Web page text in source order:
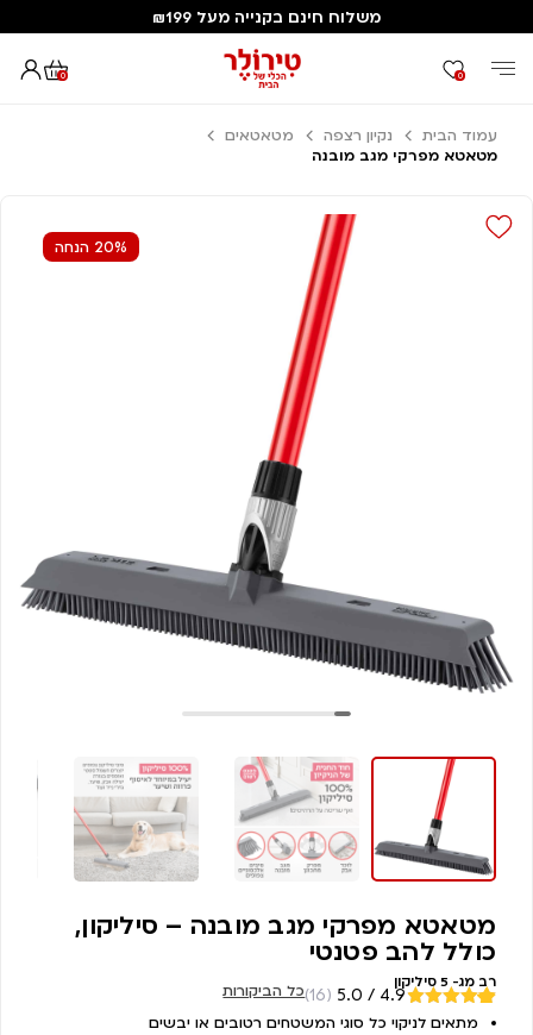
משלוח חינם בקנייה מעל ₪199
0 0
עמוד הבית נקיון רצפה
מטאטאים
מטאטא מפרקי מגב מובנה
20% הנחה
מטאטא מפרקי מגב מובנה – סיליקון,
כולל להב פטנטי
רב מג- 5 סיליקון
מדורגים
16
4.9 / 5.0
(16)
כל הביקורות
מתאים לניקוי כל סוגי המשטחים רטובים או יבשים